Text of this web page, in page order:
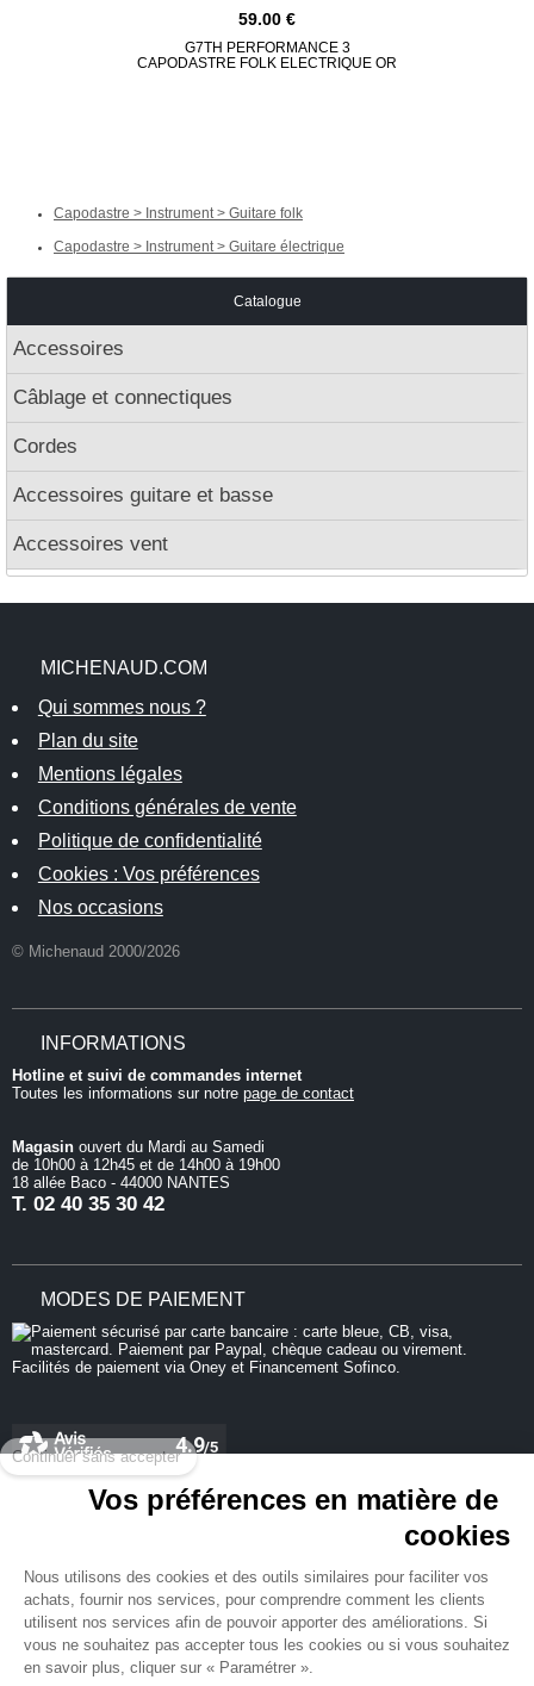
Continuer sans accepter
Vos préférences en matière de
cookies
Nous utilisons des cookies et des outils similaires pour faciliter vos
achats, fournir nos services, pour comprendre comment les clients
utilisent nos services afin de pouvoir apporter des améliorations. Si
vous ne souhaitez pas accepter tous les cookies ou si vous souhaitez
en savoir plus, cliquer sur « Paramétrer ».
59.00
G7TH PERFORMANCE 3
CAPODASTRE FOLK ELECTRIQUE OR
Capodastre > Instrument > Guitare folk
Capodastre > Instrument > Guitare électrique
Catalogue
Accessoires
Câblage et connectiques
Cordes
Accessoires guitare et basse
Accessoires vent
MICHENAUD.COM
Qui sommes nous ?
Plan du site
Mentions légales
Conditions générales de vente
Politique de confidentialité
Cookies : Vos préférences
Nos occasions
© Michenaud 2000/2026
INFORMATIONS
Hotline et suivi de commandes internet
Toutes les informations sur notre page de contact
Magasin ouvert du Mardi au Samedi
de 10h00 à 12h45 et de 14h00 à 19h00
18 allée Baco - 44000 NANTES
T. 02 40 35 30 42
MODES DE PAIEMENT
NEWSLETTER